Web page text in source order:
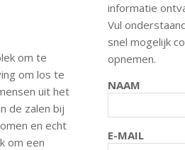
om te
om los te
uit het
de zalen bij
en echt
om een
informatie
Vul
snel mogelijk
opnemen.
NAAM
E-MAIL